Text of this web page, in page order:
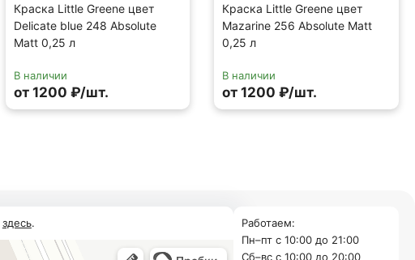
Краска Little Greene цвет
Delicate blue 248 Absolute
Matt 0,25 л
В наличии
от 1200 ₽/шт.
Краска Little Greene цвет
Mazarine 256 Absolute Matt
0,25 л
В наличии
от 1200 ₽/шт.
здесь.
Работаем:
Пн–пт с 10:00 до 21:00
Cб–вс с 10:00 до 20:00